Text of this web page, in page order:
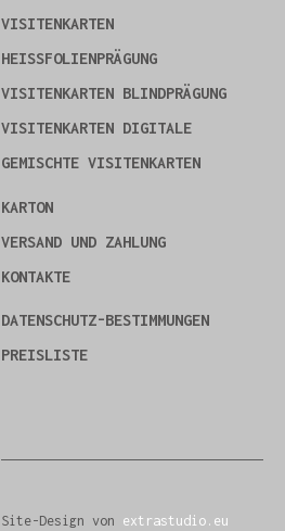
VISITENKARTEN
HEISSFOLIENPRÄGUNG
VISITENKARTEN BLINDPRÄGUNG
VISITENKARTEN DIGITALE
GEMISCHTE VISITENKARTEN
KARTON
VERSAND UND ZAHLUNG
KONTAKTE
DATENSCHUTZ-BESTIMMUNGEN
PREISLISTE
Site-Design von extrastudio.eu